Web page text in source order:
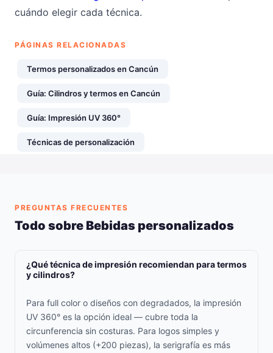
cuándo elegir cada técnica.
PÁGINAS RELACIONADAS
Termos personalizados en Cancún
Guía: Cilindros y termos en Cancún
Guía: Impresión UV 360°
Técnicas de personalización
PREGUNTAS FRECUENTES
Todo sobre Bebidas personalizados
¿Qué técnica de impresión recomiendan para termos
y cilindros?
Para full color o diseños con degradados, la impresión
UV 360° es la opción ideal — cubre toda la
circunferencia sin costuras. Para logos simples y
volúmenes altos (+200 piezas), la serigrafía es más